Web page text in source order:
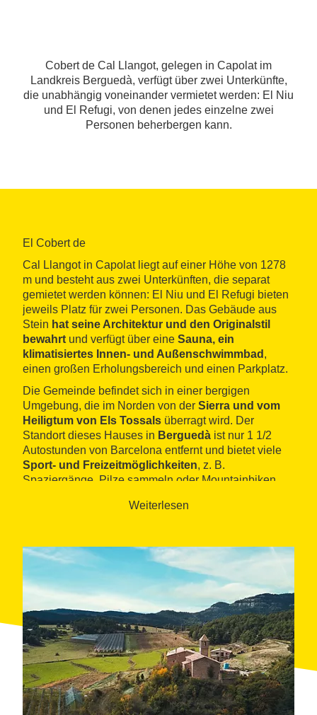
Cobert de Cal Llangot, gelegen in Capolat im
Landkreis Berguedà, verfügt über zwei Unterkünfte,
die unabhängig voneinander vermietet werden: El Niu
und El Refugi, von denen jedes einzelne zwei
Personen beherbergen kann.
El Cobert de
Cal Llangot in Capolat liegt auf einer Höhe von 1278
m und besteht aus zwei Unterkünften, die separat
gemietet werden können: El Niu und El Refugi bieten
jeweils Platz für zwei Personen. Das Gebäude aus
Stein hat seine Architektur und den Originalstil
bewahrt und verfügt über eine Sauna, ein
klimatisiertes Innen- und Außenschwimmbad ,
einen großen Erholungsbereich und einen Parkplatz.
Die Gemeinde befindet sich in einer bergigen
Umgebung, die im Norden von der Sierra und vom
Heiligtum von Els Tossals überragt wird. Der
Standort dieses Hauses in Berguedà ist nur 1 1/2
Autostunden von Barcelona entfernt und bietet viele
Sport- und Freizeitmöglichkeiten, z. B.
Spaziergänge, Pilze sammeln oder Mountainbiken.
Weiterlesen